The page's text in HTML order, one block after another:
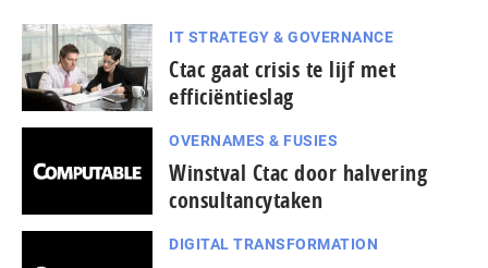
IT STRATEGY & GOVERNANCE
Ctac gaat crisis te lijf met
efficiëntieslag
OVERNAMES & FUSIES
Winstval Ctac door halvering
consultancytaken
DIGITAL TRANSFORMATION